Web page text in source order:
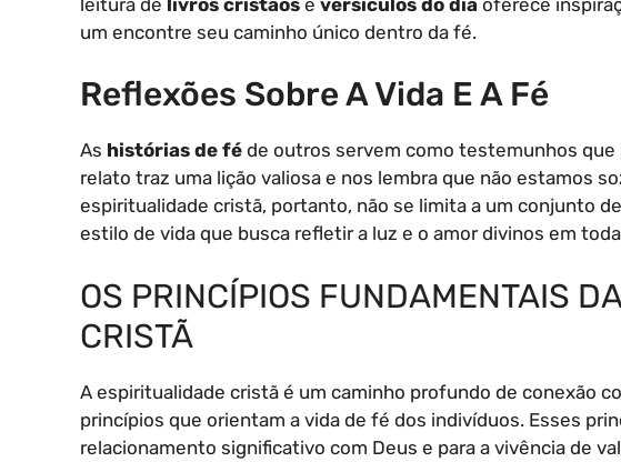
um encontre seu caminho único dentro da fé.
Reflexões Sobre A Vida E A Fé
As histórias de fé de outros servem como testemunhos
relato traz uma lição valiosa e nos lembra que não estamos
espiritualidade cristã, portanto, não se limita a um conjunto
estilo de vida que busca refletir a luz e o amor divinos em
OS PRINCÍPIOS FUNDAMENTAIS
CRISTÃ
A espiritualidade cristã é um caminho profundo de conexão
princípios que orientam a vida de fé dos indivíduos. Esses
relacionamento significativo com Deus e para a vivência de